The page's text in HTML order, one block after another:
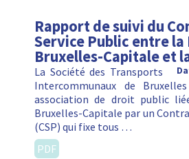
Rapport de suivi du
Service Public entre la
Bruxelles-Capitale et
La Société des Transports
Intercommunaux de
association de droit public
Bruxelles-Capitale par un
(CSP) qui fixe tous …
PDF